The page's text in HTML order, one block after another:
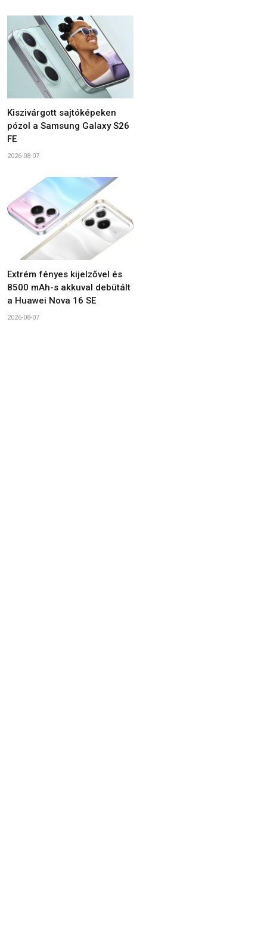
Kiszivárgott sajtóképeken
pózol a Samsung Galaxy S26
FE
2026-08-07
Extrém fényes kijelzővel és
8500 mAh-s akkuval debütált
a Huawei Nova 16 SE
2026-08-07